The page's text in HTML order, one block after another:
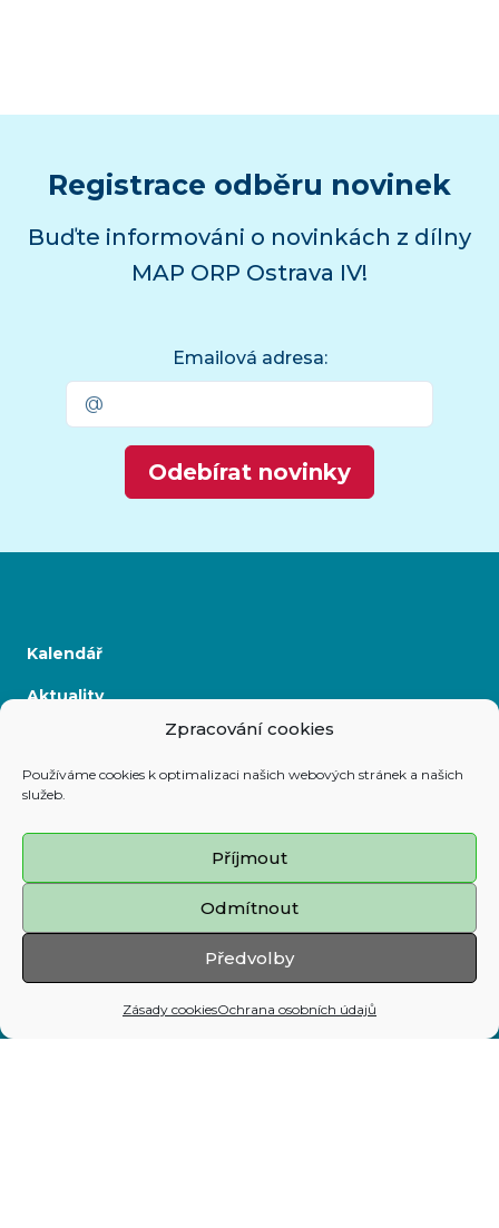
Zpracování cookies
Používáme cookies k optimalizaci našich webových stránek a našich
služeb.
Příjmout
Odmítnout
Předvolby
Zásady cookiesOchrana osobních údajů
Registrace odběru novinek
Buďte informováni o novinkách z dílny
MAP ORP Ostrava IV!
Emailová adresa:
Odebírat novinky
Kalendář
Aktuality
Prohlášení o přístupnosti